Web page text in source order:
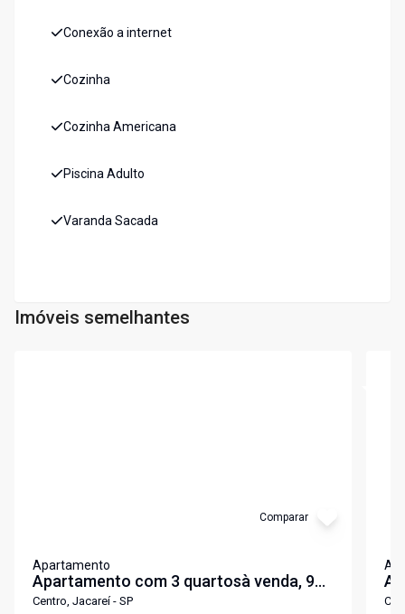
Conexão a internet
Cozinha
Cozinha Americana
Piscina Adulto
Varanda Sacada
Imóveis semelhantes
Comparar
Apartamento
Apartamento com 3 quartosà venda, 93
m²- Centro - Jacareí/SP
Centro, Jacareí - SP